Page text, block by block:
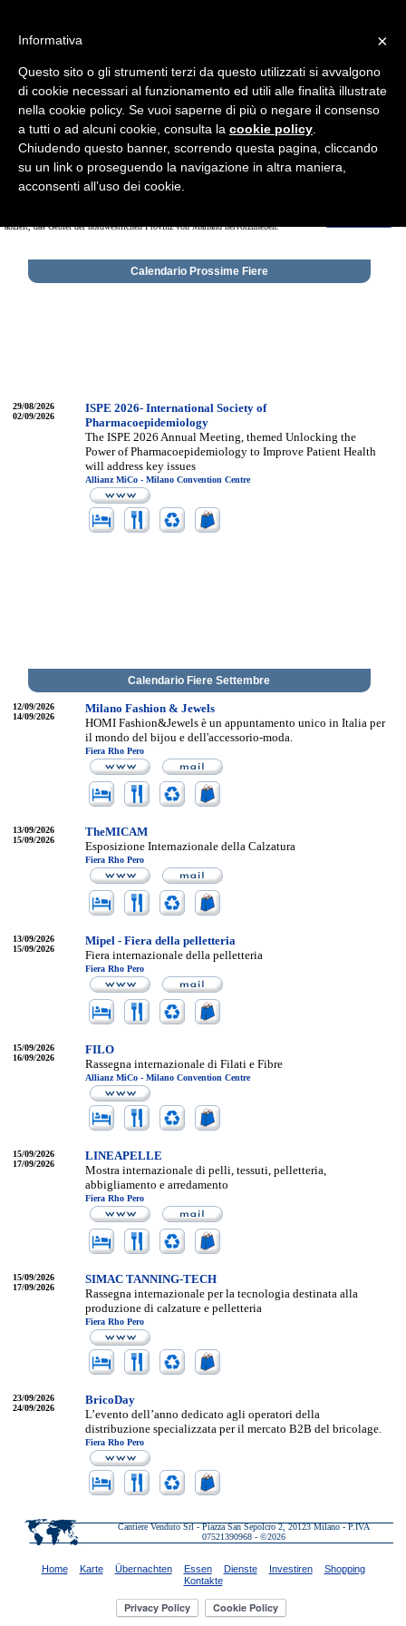
abzielt, das Gebiet der nordwestlichen Provinz von Mailand hervorzuheben.
Calendario Prossime Fiere
29/08/2026
02/09/2026
ISPE 2026- International Society of
Pharmacoepidemiology
The ISPE 2026 Annual Meeting, themed Unlocking the
Power of Pharmacoepidemiology to Improve Patient Health
will address key issues
Allianz MiCo - Milano Convention Centre
Calendario Fiere Settembre
12/09/2026
14/09/2026
Milano Fashion & Jewels
HOMI Fashion&Jewels è un appuntamento unico in Italia per
il mondo del bijou e dell'accessorio-moda.
Fiera Rho Pero
13/09/2026
15/09/2026
TheMICAM
Esposizione Internazionale della Calzatura
Fiera Rho Pero
13/09/2026
15/09/2026
Mipel - Fiera della pelletteria
Fiera internazionale della pelletteria
Fiera Rho Pero
15/09/2026
16/09/2026
FILO
Rassegna internazionale di Filati e Fibre
Allianz MiCo - Milano Convention Centre
15/09/2026
17/09/2026
LINEAPELLE
Mostra internazionale di pelli, tessuti, pelletteria,
abbigliamento e arredamento
Fiera Rho Pero
15/09/2026
17/09/2026
SIMAC TANNING-TECH
Rassegna internazionale per la tecnologia destinata alla
produzione di calzature e pelletteria
Fiera Rho Pero
23/09/2026
24/09/2026
BricoDay
L’evento dell’anno dedicato agli operatori della
distribuzione specializzata per il mercato B2B del bricolage.
Fiera Rho Pero
Cantiere Venduto Srl - Piazza San Sepolcro 2, 20123 Milano - P.IVA
07521390968 - ©2026
Home Karte Übernachten Essen Dienste Investiren
Shopping
Kontakte
×
Informativa
Questo sito o gli strumenti terzi da questo utilizzati si avvalgono
di cookie necessari al funzionamento ed utili alle finalità illustrate
nella cookie policy. Se vuoi saperne di più o negare il consenso
a tutti o ad alcuni cookie, consulta la cookie policy
Chiudendo questo banner, scorrendo questa pagina, cliccando
su un link o proseguendo la navigazione in altra maniera,
acconsenti all’uso dei cookie.